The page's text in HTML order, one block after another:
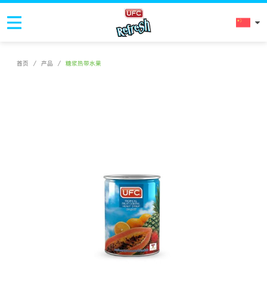
首页 / 产品 / 糖浆热带水果